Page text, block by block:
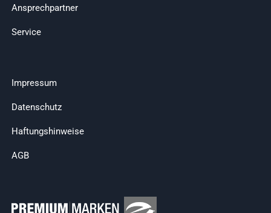
Ansprechpartner
Service
Impressum
Datenschutz
Haftungshinweise
AGB